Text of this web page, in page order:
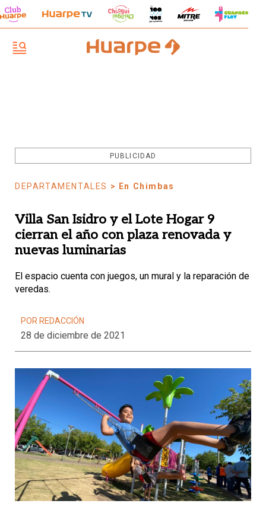
PUBLICIDAD
DEPARTAMENTALES > En Chimbas
Villa San Isidro y el Lote Hogar 9
cierran el año con plaza renovada y
nuevas luminarias
El espacio cuenta con juegos, un mural y la reparación de
veredas.
POR REDACCIÓN
28 de diciembre de 2021